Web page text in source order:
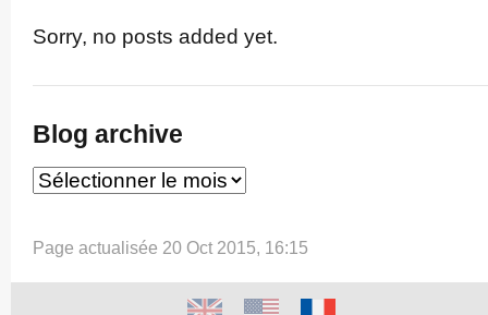
Sorry, no posts added yet.
Blog archive
Page actualisée 20 Oct 2015, 16:15